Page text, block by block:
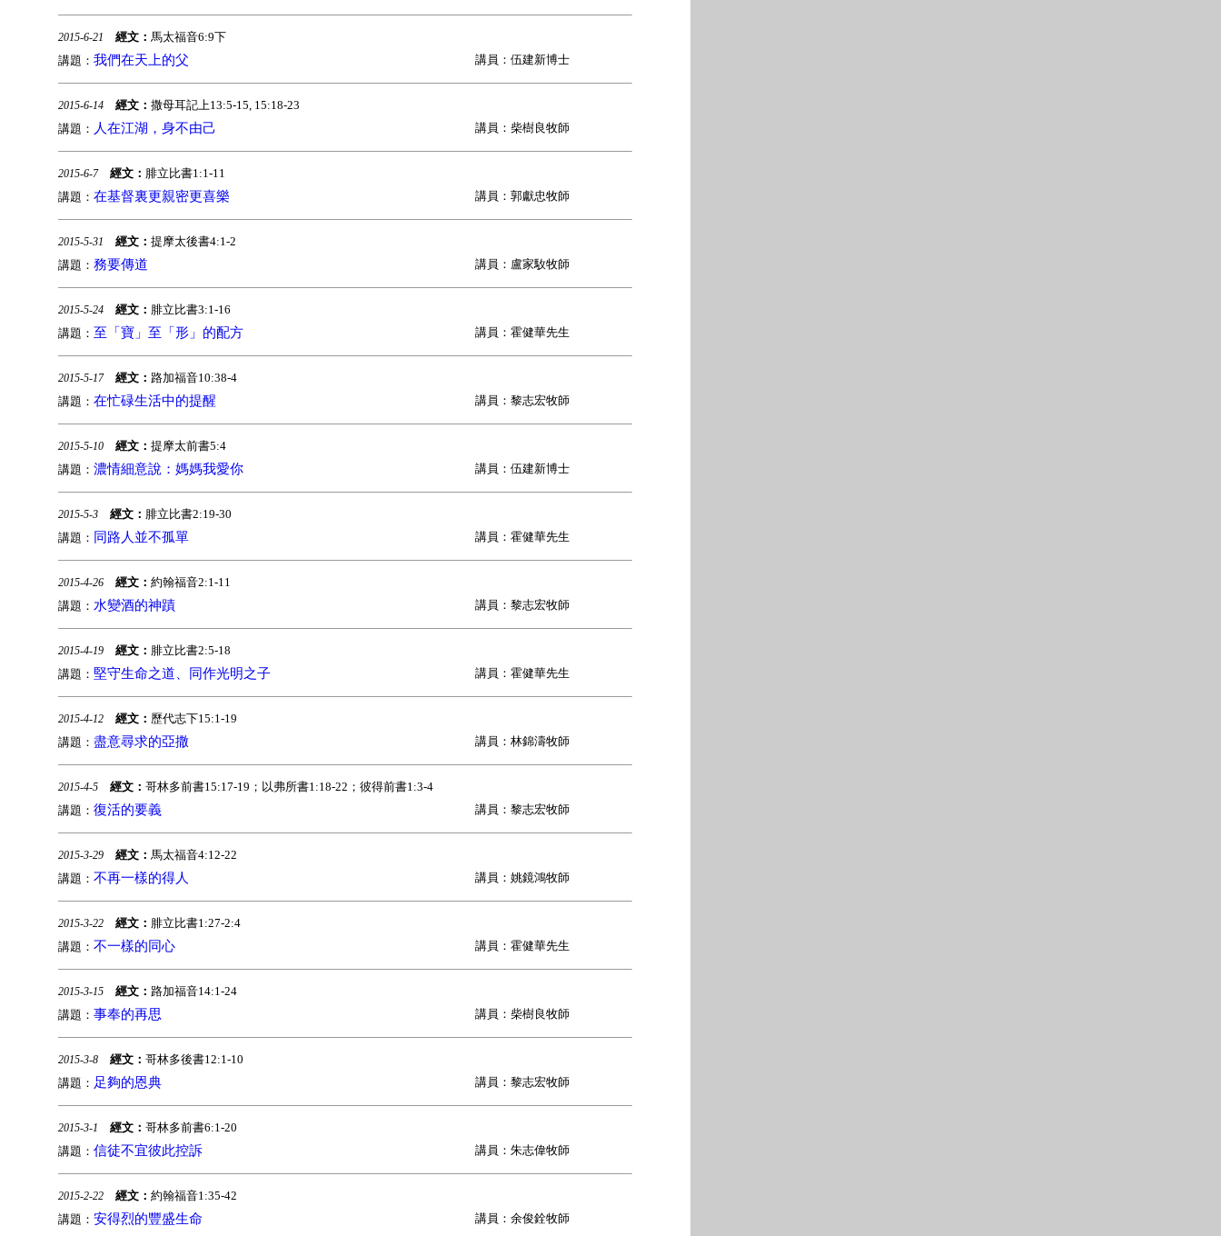
2015-6-21 經文： 馬太福音6:9下
講題： 我們在天上的父 講員：伍建新博士
2015-6-14 經文： 撒母耳記上13:5-15, 15:18-23
講題： 人在江湖，身不由己 講員：柴樹良牧師
2015-6-7 經文： 腓立比書1:1-11
講題： 在基督裏更親密更喜樂 講員：郭獻忠牧師
2015-5-31 經文： 提摩太後書4:1-2
講題： 務要傳道 講員：盧家駇牧師
2015-5-24 經文： 腓立比書3:1-16
講題： 至「寶」至「形」的配方 講員：霍健華先生
2015-5-17 經文： 路加福音10:38-4
講題： 在忙碌生活中的提醒 講員：黎志宏牧師
2015-5-10 經文： 提摩太前書5:4
講題： 濃情細意說：媽媽我愛你 講員：伍建新博士
2015-5-3 經文： 腓立比書2:19-30
講題： 同路人並不孤單 講員：霍健華先生
2015-4-26 經文： 約翰福音2:1-11
講題： 水變酒的神蹟 講員：黎志宏牧師
2015-4-19 經文： 腓立比書2:5-18
講題： 堅守生命之道、同作光明之子 講員：霍健華先生
2015-4-12 經文： 歷代志下15:1-19
講題： 盡意尋求的亞撒 講員：林錦濤牧師
2015-4-5 經文： 哥林多前書15:17-19；以弗所書1:18-22；彼得前書1:3-4
講題： 復活的要義 講員：黎志宏牧師
2015-3-29 經文： 馬太福音4:12-22
講題： 不再一樣的得人 講員：姚鏡鴻牧師
2015-3-22 經文： 腓立比書1:27-2:4
講題： 不一樣的同心 講員：霍健華先生
2015-3-15 經文： 路加福音14:1-24
講題： 事奉的再思 講員：柴樹良牧師
2015-3-8 經文： 哥林多後書12:1-10
講題： 足夠的恩典 講員：黎志宏牧師
2015-3-1 經文： 哥林多前書6:1-20
講題： 信徒不宜彼此控訴 講員：朱志偉牧師
2015-2-22 經文： 約翰福音1:35-42
講題： 安得烈的豐盛生命 講員：余俊銓牧師